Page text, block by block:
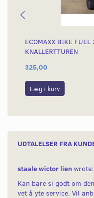
ECOMAXX BIKE
KNALLERTTUREN
325,00
Læg i kurv
UDTALELSER FRA
staale wictor lien wrote:
Kan bare si godt om
vet å yte service. Vil